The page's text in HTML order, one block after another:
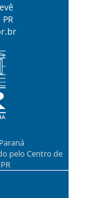
pelo Centro de